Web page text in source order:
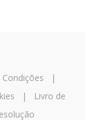
|
|
Livro de